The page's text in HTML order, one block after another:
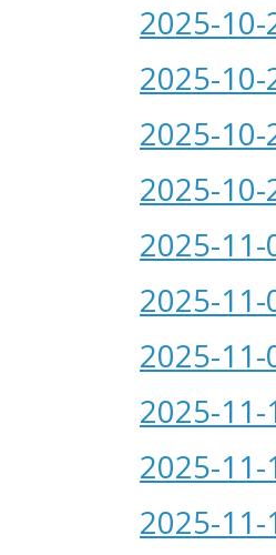
2025-
2025-
2025-
2025-
2025-
2025-
2025-
2025-
2025-
2025-